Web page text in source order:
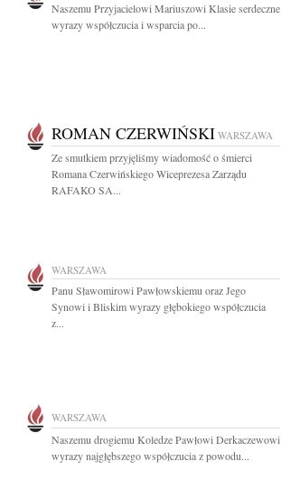
Naszemu Przyjacielowi Mariuszowi Klasie serdeczne
wyrazy współczucia i wsparcia po...
ROMAN CZERWIŃSKI WARSZAWA
Ze smutkiem przyjęliśmy wiadomość o śmierci
Romana Czerwińskiego Wiceprezesa Zarządu
RAFAKO SA...
WARSZAWA
Panu Sławomirowi Pawłowskiemu oraz Jego
Synowi i Bliskim wyrazy głębokiego współczucia
z...
WARSZAWA
Naszemu drogiemu Koledze Pawłowi Derkaczewowi
wyrazy najgłębszego współczucia z powodu...